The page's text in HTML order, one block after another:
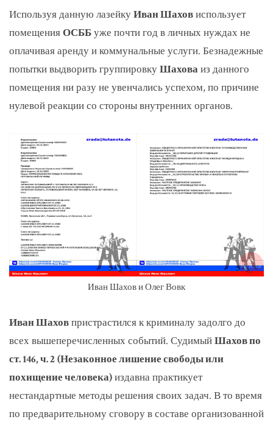
Используя данную лазейкуИван Шаховиспользует
помещенияОСББуже почти год в личных нуждах не
оплачивая аренду и коммунальные услуги. Безнадежные
попытки выдворить группировкуШаховаиз данного
помещения ни разу не увенчались успехом, по причине
нулевой реакции со стороны внутренних органов.
Иван Шахов и Олег Вовк
Иван Шаховпристрастился к криминалу задолго до
всех вышеперечисленных событий. СудимыйШахов по
ст. 146, ч. 2(Незаконное лишение свободы или
похищение человека)издавна практикует
нестандартные методы решения своих задач. В то время
по предварительному сговору в составе организованной